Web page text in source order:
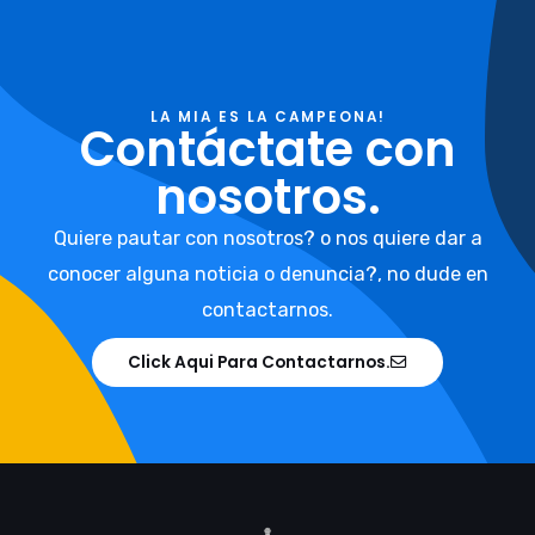
LA MIA ES LA CAMPEONA!
Contáctate con
nosotros.
Quiere pautar con nosotros? o nos quiere dar a
conocer alguna noticia o denuncia?, no dude en
contactarnos.
Click Aqui Para Contactarnos.